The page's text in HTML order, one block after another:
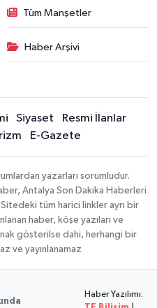
Tüm Manşetler
Haber Arşivi
Siyaset
Resmi İlanlar
E-Gazete
yazarları sorumludur.
Antalya Son Dakika Haberleri
tüm harici linkler ayrı bir
haber, köşe yazıları ve
gösterilse dahi, herhangi bir
ve yayınlanamaz
Haber Yazılımı: